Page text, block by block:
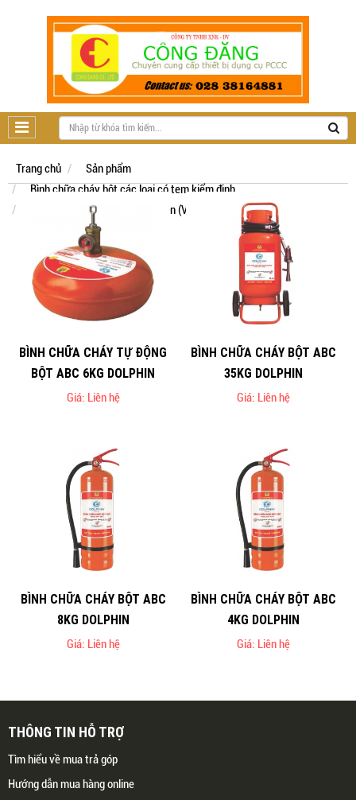
Trang chủ
Sản phẩm
Bình chữa cháy bột các loại có tem kiểm định
Bình chữa cháy bột ABC Dolphin (Việt nam) có tem kiểm định
BÌNH CHỮA CHÁY TỰ ĐỘNG
BỘT ABC 6KG DOLPHIN
Giá: Liên hệ
BÌNH CHỮA CHÁY BỘT ABC
35KG DOLPHIN
Giá: Liên hệ
BÌNH CHỮA CHÁY BỘT ABC
8KG DOLPHIN
Giá: Liên hệ
BÌNH CHỮA CHÁY BỘT ABC
4KG DOLPHIN
Giá: Liên hệ
THÔNG TIN HỖ TRỢ
Tìm hiểu về mua trả góp
Hướng dẫn mua hàng online